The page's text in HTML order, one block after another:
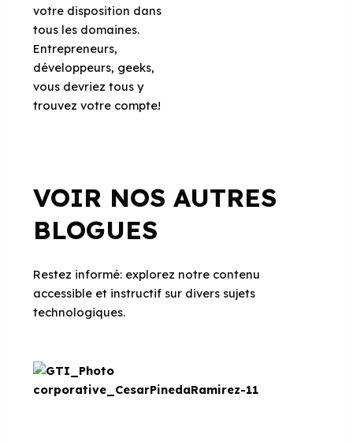
votre disposition dans
tous les domaines.
Entrepreneurs,
développeurs, geeks,
vous devriez tous y
trouvez votre compte!
VOIR NOS AUTRES
BLOGUES
Restez informé: explorez notre contenu
accessible et instructif sur divers sujets
technologiques.